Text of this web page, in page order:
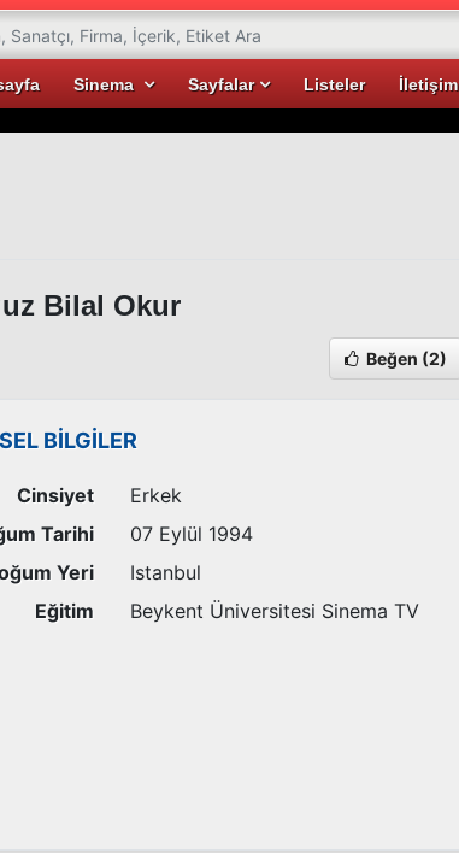
Sinema Sayfalar Listeler İletişim
Bilal Okur
Beğen (2)
BİLGİLER
Cinsiyet
Erkek
Tarihi
07 Eylül 1994
Yeri
Istanbul
Eğitim
Beykent Üniversitesi Sinema TV